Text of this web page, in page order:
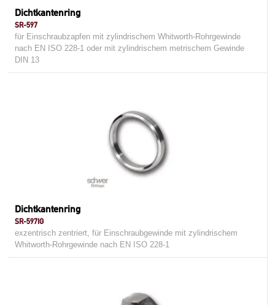
Dichtkantenring
SR-597
für Einschraubzapfen mit zylindrischem Whitworth-Rohrgewinde
nach EN ISO 228-1 oder mit zylindrischem metrischem Gewinde
DIN 13
Dichtkantenring
SR-597IG
exzentrisch zentriert, für Einschraubgewinde mit zylindrischem
Whitworth-Rohrgewinde nach EN ISO 228-1